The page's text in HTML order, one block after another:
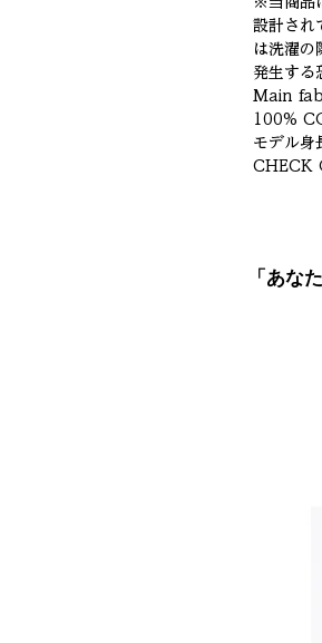
設計され
は洗濯の
発生する
Main
100%
モデル
CHECK
「あな